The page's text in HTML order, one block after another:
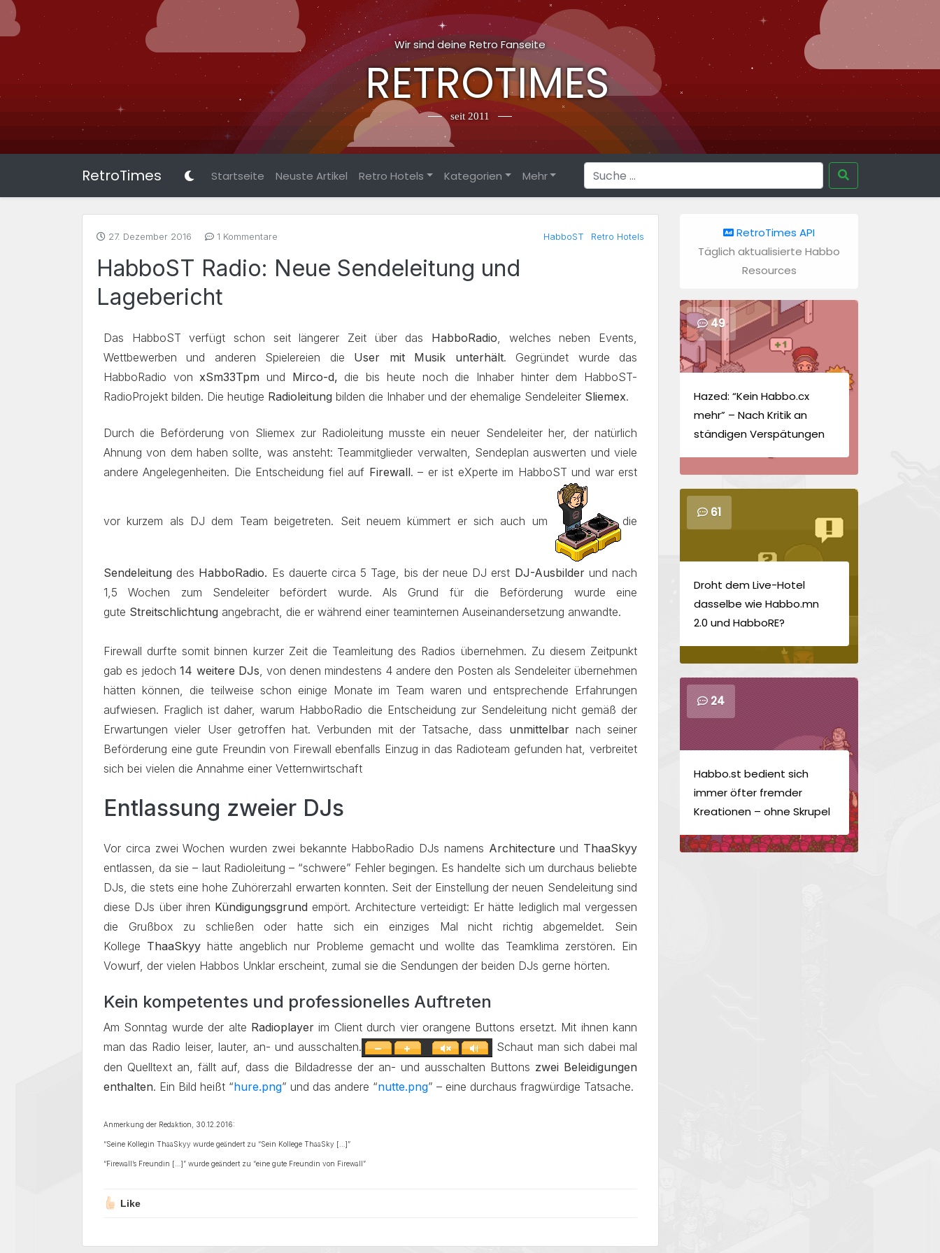
Wir sind deine Retro Fanseite
RETROTIMES
seit 2011
RetroTimes Startseite Neuste Artikel Retro Hotels Kategorien Mehr
27. Dezember 2016 1 Kommentare HabboST Retro Hotels
HabboST Radio: Neue Sendeleitung und
Lagebericht
Das HabboST verfügt schon seit längerer Zeit über das HabboRadio, welches neben Events,
Wettbewerben und anderen Spielereien die User mit Musik unterhält. Gegründet wurde das
HabboRadio vonxSm33Tpm und Mirco-d, die bis heute noch die Inhaber hinter dem HabboST-
RadioProjekt bilden. Die heutige Radioleitung bilden die Inhaber und der ehemalige Sendeleiter Sliemex.
Durch die Beförderung von Sliemex zur Radioleitung musste ein neuer Sendeleiter her, der natürlich
Ahnung von dem haben sollte, was ansteht: Teammitglieder verwalten, Sendeplan auswerten und viele
andere Angelegenheiten. Die Entscheidung fiel auf Firewall. – er ist eXperte im HabboST und war erst
vor kurzem als DJ dem Team beigetreten. Seit neuem kümmert er sich auch um die
Sendeleitung des HabboRadio. Es dauerte circa 5 Tage, bis der neue DJ erst DJ-Ausbilderund nach
1,5 Wochen zum Sendeleiter befördert wurde. Als Grund für die Beförderung wurde eine
gute Streitschlichtung angebracht, die er während einer teaminternen Auseinandersetzung anwandte.
Firewall durfte somit binnen kurzer Zeit die Teamleitung des Radios übernehmen. Zu diesem Zeitpunkt
gab es jedoch14 weitere DJs, von denen mindestens 4 andere den Posten als Sendeleiter übernehmen
hätten können, die teilweise schon einige Monate im Team waren und entsprechende Erfahrungen
aufwiesen. Fraglich ist daher, warum HabboRadio die Entscheidung zur Sendeleitung nicht gemäß der
Erwartungen vieler User getroffen hat. Verbunden mit der Tatsache, dass unmittelbarnach seiner
Beförderung eine gute Freundin von Firewall ebenfalls Einzug in das Radioteam gefunden hat, verbreitet
sich bei vielen die Annahme einer Vetternwirtschaft
Entlassung zweier DJs
Vor circa zwei Wochen wurden zwei bekannte HabboRadio DJs namens Architecture und ThaaSkyy
entlassen, da sie – laut Radioleitung – “schwere” Fehler begingen. Es handelte sich um durchaus beliebte
DJs, die stets eine hohe Zuhörerzahl erwarten konnten. Seit der Einstellung der neuen Sendeleitung sind
diese DJs über ihren Kündigungsgrund empört. Architecture verteidigt: Er hätte lediglich mal vergessen
die Grußbox zu schließen oder hatte sich ein einziges Mal nicht richtig abgemeldet. Sein
Kollege ThaaSkyyhätte angeblich nur Probleme gemacht und wollte das Teamklima zerstören. Ein
Vowurf, der vielen Habbos Unklar erscheint, zumal sie die Sendungen der beiden DJs gerne hörten.
Kein kompetentes und professionelles Auftreten
Am Sonntag wurde der alte Radioplayer im Client durch vier orangene Buttons ersetzt. Mit ihnen kann
man das Radio leiser, lauter, an- und ausschalten.
Schaut man sich dabei mal
den Quelltext an, fällt auf, dass die Bildadresse der an- und ausschalten Buttons zwei Beleidigungen
enthalten. Ein Bild heißt “hure.png” und das andere “nutte.png” – eine durchaus fragwürdige Tatsache.
Anmerkung der Redaktion, 30.12.2016:
“Seine Kollegin ThaaSkyy wurde geändert zu “Sein Kollege ThaaSky […]”
“Firewall’s Freundin […]” wurde geändert zu “eine gute Freundin von Firewall”
Like
RetroTimes API
Täglich aktualisierte Habbo
Resources
49
Hazed: “Kein Habbo.cx
mehr” – Nach Kritik an
ständigen Verspätungen
61
Droht dem Live-Hotel
dasselbe wie Habbo.mn
2.0 und HabboRE?
24
Habbo.st bedient sich
immer öfter fremder
Kreationen – ohne Skrupel